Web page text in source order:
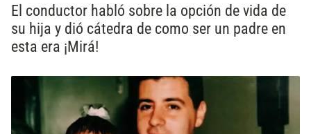
El conductor habló sobre la opción de vida de
su hija y dió cátedra de como ser un padre en
esta era ¡Mirá!